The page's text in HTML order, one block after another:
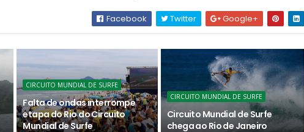
Facebook Twitter Google+
CIRCUITO MUNDIAL DE SURFE
Falta de ondas interrompe
etapa do Rio do Circuito
Mundial de Surfe
CIRCUITO MUNDIAL DE SURFE
Circuito Mundial de Surfe
chega ao Rio de Janeiro